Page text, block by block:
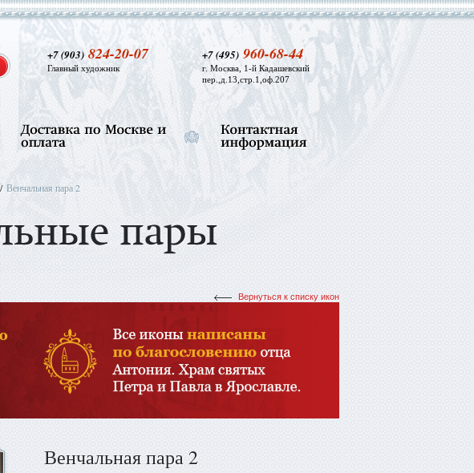
+7 (495)960-68-44
г. Москва, 1-й Кадашевский
пер.,д.13,стр.1,оф.207
+7 (903)824-20-07
Главный художник
Венчальная пара 2
Вернуться к списку икон
Венчальная пара 2